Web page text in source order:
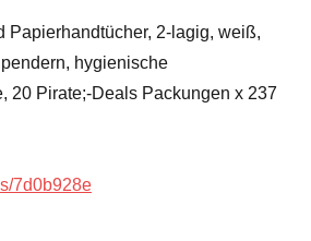
Papierhandtücher, 2-lagig, weiß,
hygienische
20 Pirate;-Deals Packungen x 237
7d0b928e